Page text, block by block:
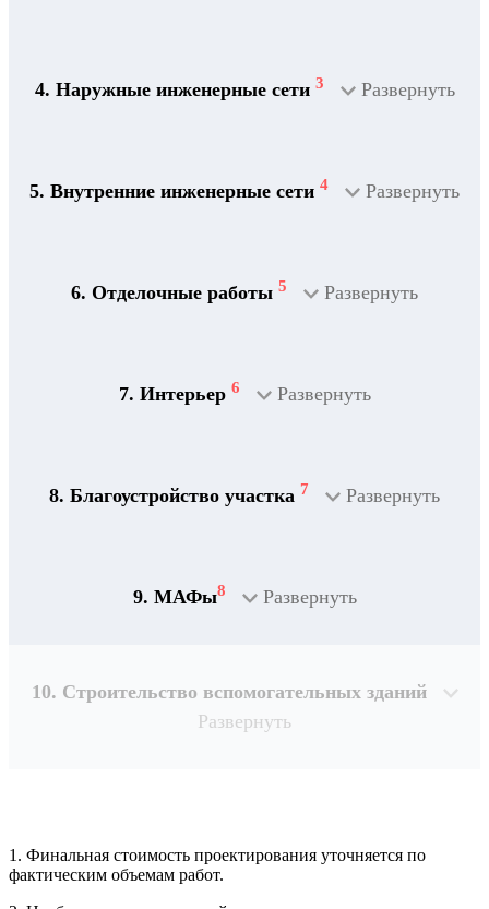
4. Наружные инженерные сети 3 Развернуть
5. Внутренние инженерные сети 4 Развернуть
6. Отделочные работы 5 Развернуть
7. Интерьер 6 Развернуть
8. Благоустройство участка 7 Развернуть
9. МАФы8 Развернуть
10. Строительство вспомогательных зданий
Развернуть
Рассчитывается индивидуально
1. Финальная стоимость проектирования уточняется по
фактическим объемам работ.